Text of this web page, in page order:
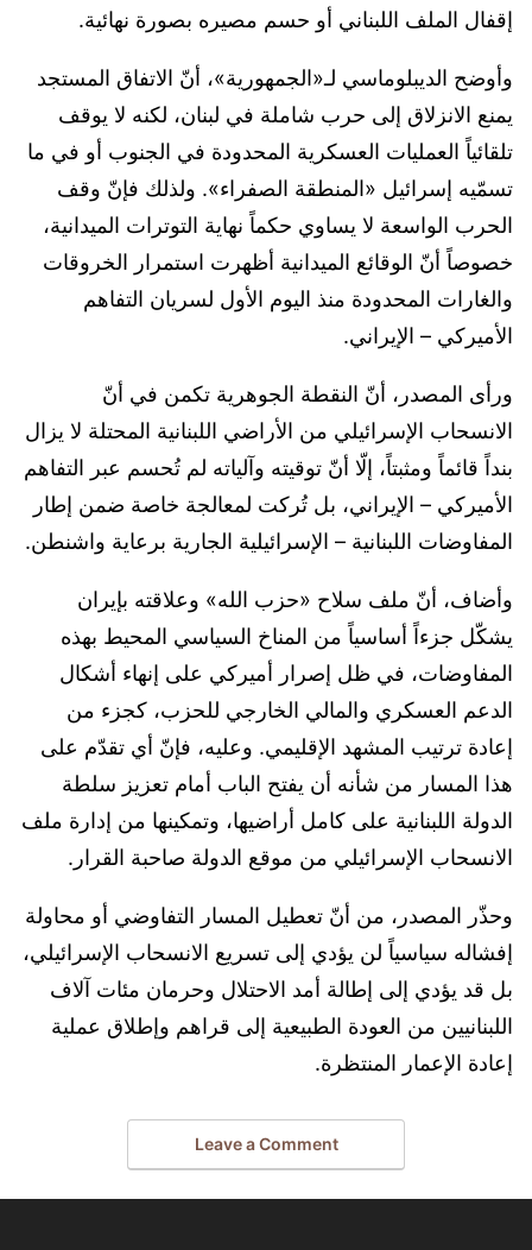
إقفال الملف اللبناني أو حسم مصيره بصورة نهائية.
وأوضح الديبلوماسي لـ«الجمهورية»، أنّ الاتفاق المستجد
يمنع الانزلاق إلى حرب شاملة في لبنان، لكنه لا يوقف
تلقائياً العمليات العسكرية المحدودة في الجنوب أو في ما
تسمّيه إسرائيل «المنطقة الصفراء». ولذلك فإنّ وقف
الحرب الواسعة لا يساوي حكماً نهاية التوترات الميدانية،
خصوصاً أنّ الوقائع الميدانية أظهرت استمرار الخروقات
والغارات المحدودة منذ اليوم الأول لسريان التفاهم
الأميركي – الإيراني.
ورأى المصدر، أنّ النقطة الجوهرية تكمن في أنّ
الانسحاب الإسرائيلي من الأراضي اللبنانية المحتلة لا يزال
بنداً قائماً ومثبتاً، إلّا أنّ توقيته وآلياته لم تُحسم عبر التفاهم
الأميركي – الإيراني، بل تُركت لمعالجة خاصة ضمن إطار
المفاوضات اللبنانية – الإسرائيلية الجارية برعاية واشنطن.
وأضاف، أنّ ملف سلاح «حزب الله» وعلاقته بإيران
يشكّل جزءاً أساسياً من المناخ السياسي المحيط بهذه
المفاوضات، في ظل إصرار أميركي على إنهاء أشكال
الدعم العسكري والمالي الخارجي للحزب، كجزء من
إعادة ترتيب المشهد الإقليمي. وعليه، فإنّ أي تقدّم على
هذا المسار من شأنه أن يفتح الباب أمام تعزيز سلطة
الدولة اللبنانية على كامل أراضيها، وتمكينها من إدارة ملف
الانسحاب الإسرائيلي من موقع الدولة صاحبة القرار.
وحذّر المصدر، من أنّ تعطيل المسار التفاوضي أو محاولة
إفشاله سياسياً لن يؤدي إلى تسريع الانسحاب الإسرائيلي،
بل قد يؤدي إلى إطالة أمد الاحتلال وحرمان مئات آلاف
اللبنانيين من العودة الطبيعية إلى قراهم وإطلاق عملية
إعادة الإعمار المنتظرة.
Leave a Comment